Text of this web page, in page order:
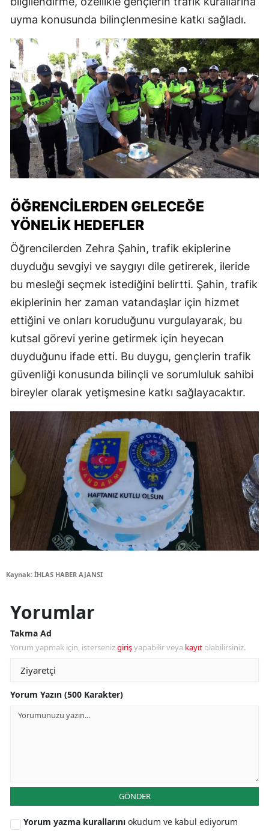
uyma konusunda bilinçlenmesine katkı sağladı.
ÖĞRENCILERDEN GELECEĞE
YÖNELIK HEDEFLER
Öğrencilerden Zehra Şahin, trafik ekiplerine
duyduğu sevgiyi ve saygıyı dile getirerek, ileride
bu mesleği seçmek istediğini belirtti. Şahin, trafik
ekiplerinin her zaman vatandaşlar için hizmet
ettiğini ve onları koruduğunu vurgulayarak, bu
kutsal görevi yerine getirmek için heyecan
duyduğunu ifade etti. Bu duygu, gençlerin trafik
güvenliği konusunda bilinçli ve sorumluluk sahibi
bireyler olarak yetişmesine katkı sağlayacaktır.
Kaynak: İHLAS HABER AJANSI
Yorumlar
Takma Ad
Yorum yapmak için, istersenizgirişyapabilir veya kayıt olabilirsiniz.
Yorum Yazın (500 Karakter)
GÖNDER
Yorum yazma kurallarını okudum ve kabul ediyorum